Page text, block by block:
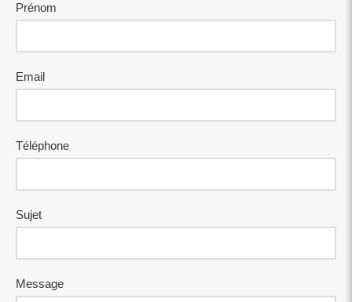
Prénom
Email
Téléphone
Sujet
Message